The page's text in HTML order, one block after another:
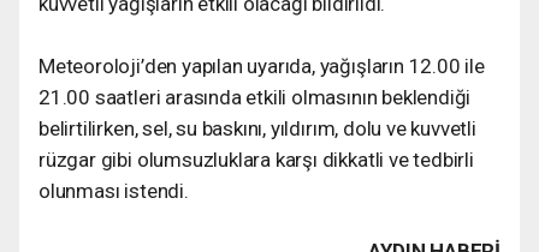
Meteoroloji’den yapılan uyarıda, yağışların 12.00 ile
21.00 saatleri arasında etkili olmasının beklendiği
belirtilirken, sel, su baskını, yıldırım, dolu ve kuvvetli
rüzgar gibi olumsuzluklara karşı dikkatli ve tedbirli
olunması istendi.